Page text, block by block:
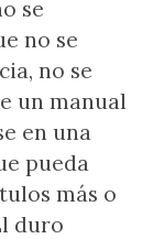
se
no se
no se
un manual
en una
pueda
más o
duro